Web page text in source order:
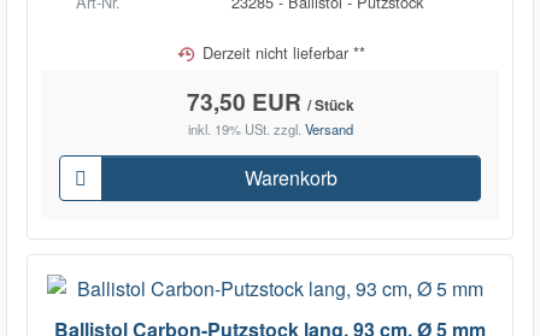
Derzeit nicht lieferbar **
73,50 EUR / Stück
inkl. 19% USt. zzgl. Versand
Warenkorb
Ballistol Carbon-Putzstock lang, 93 cm, Ø 5 mm